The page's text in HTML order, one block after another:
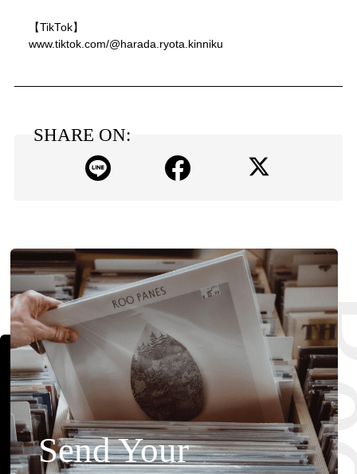
【TikTok】
www.tiktok.com/@harada.ryota.kinniku
SHARE ON:
Send Your